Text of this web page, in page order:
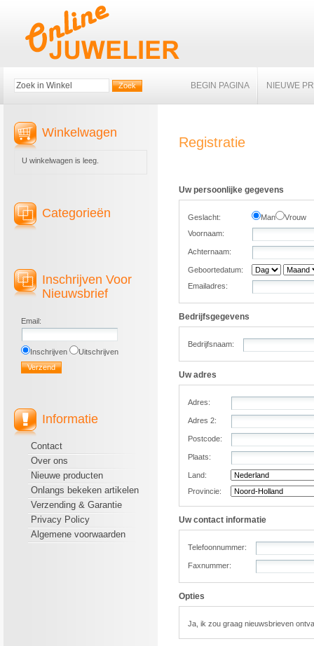
BEGIN PAGINA NIEUWE
Winkelwagen
U winkelwagen is leeg.
Categorieën
Inschrijven Voor
Nieuwsbrief
Email:
Inschrijven Uitschrijven
Informatie
Contact
Over ons
Nieuwe producten
Onlangs bekeken artikelen
Verzending & Garantie
Privacy Policy
Algemene voorwaarden
Registratie
Uw persoonlijke gegevens
Geslacht: Man
Vrouw
Voornaam:
Achternaam:
Geboortedatum:
Emailadres:
Bedrijfsgegevens
Bedrijfsnaam:
Uw adres
Adres:
Adres 2:
Postcode:
Plaats:
Land:
Provincie:
Uw contact informatie
Telefoonnummer:
Faxnummer:
Opties
Ja, ik zou graag nieuwsbrieven